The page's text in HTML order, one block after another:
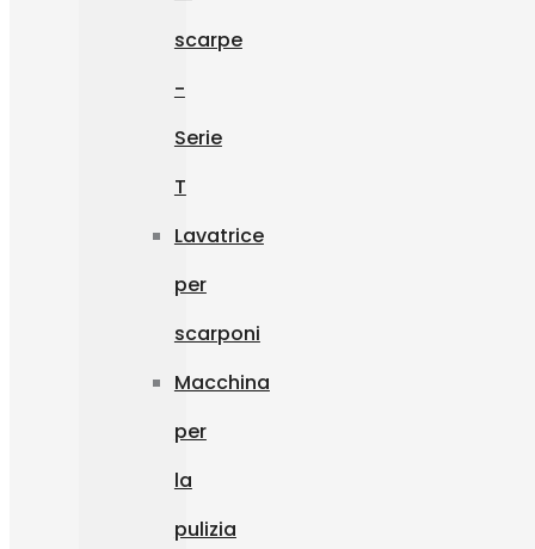
scarpe
-
Serie
T
Lavatrice
per
scarponi
Macchina
per
la
pulizia